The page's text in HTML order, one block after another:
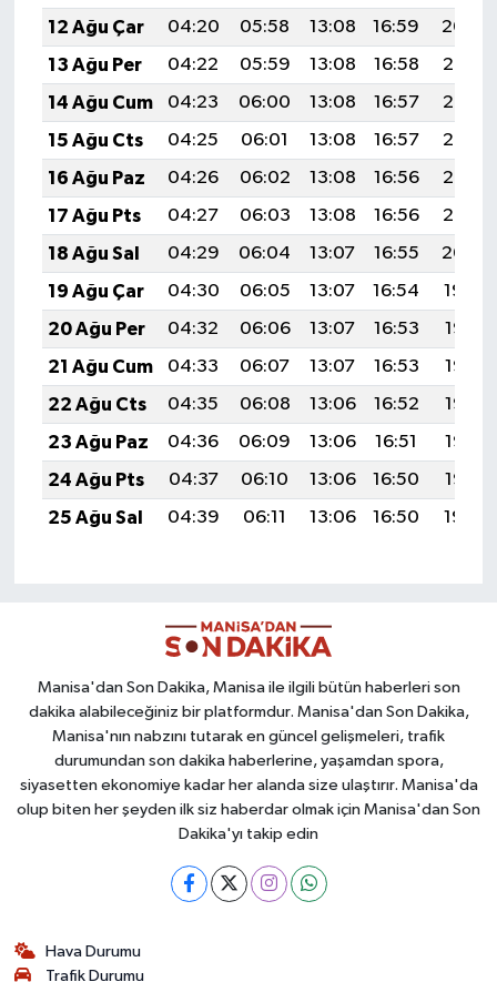
12 Ağu Çar
04:20 05:58 13:08 16:59
20:09
13 Ağu Per
04:22 05:59 13:08 16:58
20:07
14 Ağu Cum
04:23 06:00 13:08 16:57
20:06
15 Ağu Cts
04:25 06:01 13:08 16:57
20:05
16 Ağu Paz
04:26 06:02 13:08 16:56
20:03
17 Ağu Pts
04:27 06:03 13:08 16:56
20:02
18 Ağu Sal
04:29 06:04 13:07 16:55
20:00
19 Ağu Çar
04:30 06:05 13:07 16:54
19:59
20 Ağu Per
04:32 06:06 13:07 16:53
19:58
21 Ağu Cum
04:33 06:07 13:07 16:53
19:56
22 Ağu Cts
04:35 06:08 13:06 16:52
19:55
23 Ağu Paz
04:36 06:09 13:06 16:51
19:53
24 Ağu Pts
04:37 06:10 13:06 16:50
19:52
25 Ağu Sal
04:39 06:11 13:06 16:50 19:50
Manisa'dan Son Dakika, Manisa ile ilgili bütün haberleri son
dakika alabileceğiniz bir platformdur. Manisa'dan Son Dakika,
Manisa'nın nabzını tutarak en güncel gelişmeleri, trafik
durumundan son dakika haberlerine, yaşamdan spora,
siyasetten ekonomiye kadar her alanda size ulaştırır. Manisa'da
olup biten her şeyden ilk siz haberdar olmak için Manisa'dan Son
Dakika'yı takip edin
Hava Durumu
Trafik Durumu